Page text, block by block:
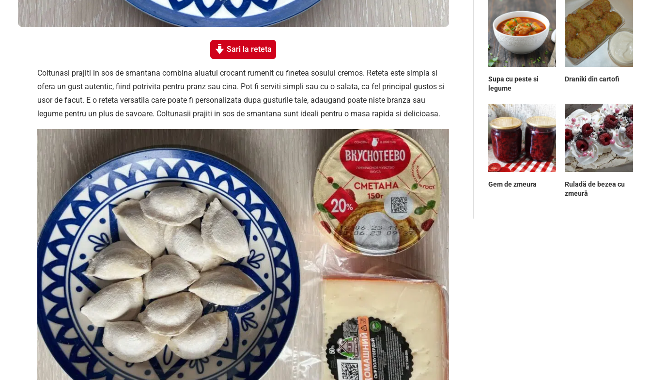
Sari la reteta
Coltunasi prajiti in sos de smantana combina aluatul crocant rumenit cu finetea sosului cremos. Reteta este simpla si
ofera un gust autentic, fiind potrivita pentru pranz sau cina. Pot fi serviti simpli sau cu o salata, ca fel principal gustos si
usor de facut. E o reteta versatila care poate fi personalizata dupa gusturile tale, adaugand poate niste branza sau
legume pentru un plus de savoare. Coltunasii prajiti in sos de smantana sunt ideali pentru o masa rapida si delicioasa.
Supa cu peste si
legume
Draniki din cartofi
Gem de zmeura
Ruladă de bezea cu
zmeură